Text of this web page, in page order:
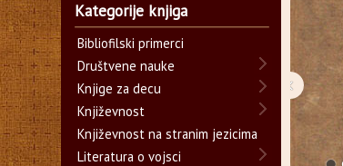
‹
Kategorije knjiga
Bibliofilski primerci
Društvene nauke
Knjige za decu
Književnost
Književnost na stranim jezicima
Literatura o vojsci